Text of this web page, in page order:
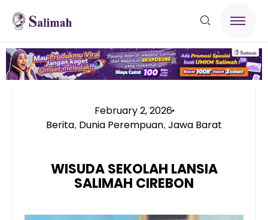
February 2, 2026
Berita, Dunia Perempuan, Jawa Barat
WISUDA SEKOLAH LANSIA
SALIMAH CIREBON